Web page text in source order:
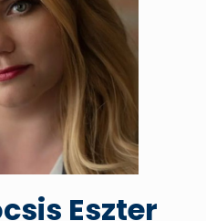
Eszter